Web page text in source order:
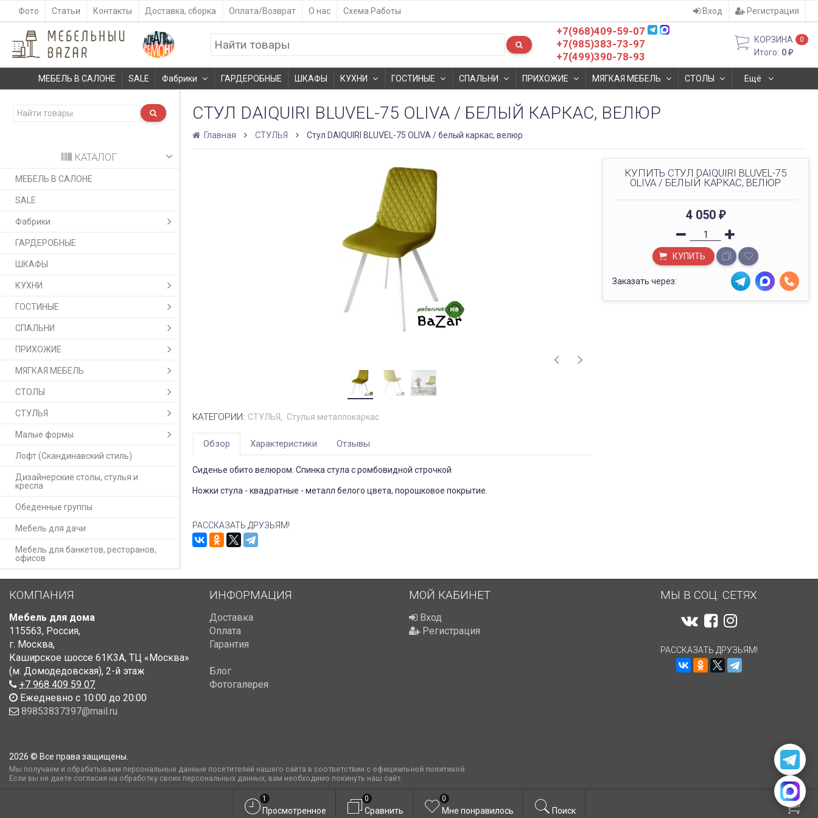
Фото Статьи Контакты Доставка, сборка Оплата/Возврат О нас Схема Работы Вход Регистрация
+7(968)409-59-07
+7(985)383-73-97
+7(499)390-78-93
КОРЗИНА 0
Итого: 0₽
МЕБЕЛЬ В САЛОНЕ SALE Фабрики ГАРДЕРОБНЫЕ ШКАФЫ КУХНИ ГОСТИНЫЕ СПАЛЬНИ ПРИХОЖИЕ МЯГКАЯ МЕБЕЛЬ СТОЛЫ Ещё
КАТАЛОГ
МЕБЕЛЬ В САЛОНЕ
SALE
Фабрики
ГАРДЕРОБНЫЕ
ШКАФЫ
КУХНИ
ГОСТИНЫЕ
СПАЛЬНИ
ПРИХОЖИЕ
МЯГКАЯ МЕБЕЛЬ
СТОЛЫ
СТУЛЬЯ
Малые формы
Лофт (Скандинавский стиль)
Дизайнерские столы, стулья и
кресла
Обеденные группы
Мебель для дачи
Мебель для банкетов, ресторанов,
офисов
СТУЛ DAIQUIRI BLUVEL-75 OLIVA / БЕЛЫЙ КАРКАС, ВЕЛЮР
Главная СТУЛЬЯ Стул DAIQUIRI BLUVEL-75 OLIVA / белый каркас, велюр
КУПИТЬ СТУЛ DAIQUIRI BLUVEL-75
OLIVA / БЕЛЫЙ КАРКАС, ВЕЛЮР
4 050 ₽
КУПИТЬ
Заказать через:
КАТЕГОРИИ: СТУЛЬЯ Стулья металлокаркас
Обзор Характеристики Отзывы
Сиденье обито велюром. Спинка стула с ромбовидной строчкой
Ножки стула - квадратные - металл белого цвета, порошковое покрытие.
РАССКАЗАТЬ ДРУЗЬЯМ!
КОМПАНИЯ
Мебель для дома
115563, Россия,
г. Москва,
Каширское шоссе 61К3А, ТЦ «Москва»
(м. Домодедовская), 2-й этаж
+7 968 409 59 07
Ежедневно с 10:00 до 20:00
89853837397@mail.ru
ИНФОРМАЦИЯ
Доставка
Оплата
Гарантия
Блог
Фотогалерея
МОЙ КАБИНЕТ
Вход
Регистрация
МЫ В СОЦ. СЕТЯХ
РАССКАЗАТЬ ДРУЗЬЯМ!
2026 © Все права защищены.
Мы получаем и обрабатываем персональные данные посетителей нашего сайта в соответствии с официальной политикой.
Если вы не даете согласия на обработку своих персональных данных, вам необходимо покинуть наш сайт.
Просмотренное
1
Сравнить
0
Мне понравилось
0
Поиск